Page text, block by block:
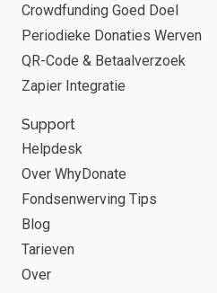
Crowdfunding Goed Doel
Periodieke Donaties Werven
QR-Code & Betaalverzoek
Zapier Integratie
Support
Helpdesk
Over WhyDonate
Fondsenwerving Tips
Blog
Tarieven
Over